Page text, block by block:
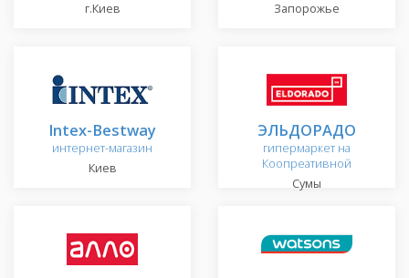
г.Киев
Запорожье
Intex-Bestway
интернет-магазин
Киев
ЭЛЬДОРАДО
гипермаркет на
Коопреативной
Сумы